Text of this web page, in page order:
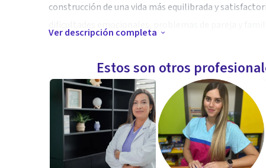
construcción de una vida más equilibrada y
Creo en una atención cercana, actualizada y basada
terapia sea un espacio seguro, de confianza y
ritmo.
Especialidad
Como Psicóloga General Sanitaria estoy
Ver descripción completa
Estos son otros